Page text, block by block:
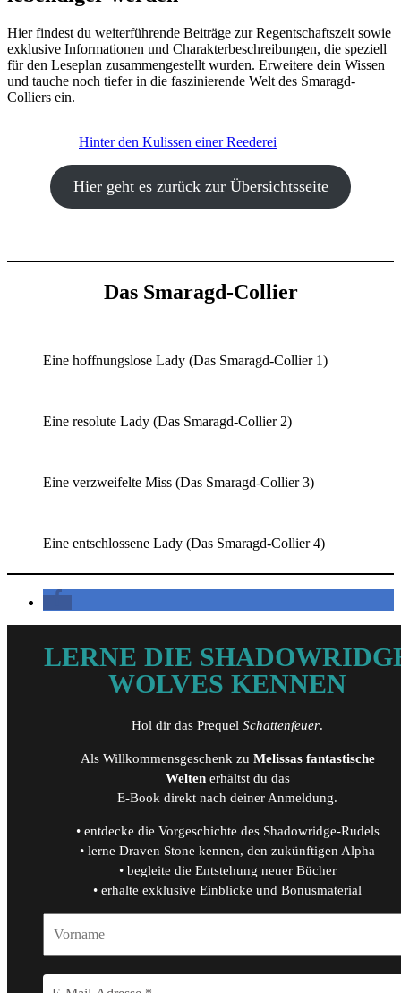
Hier findest du weiterführende Beiträge zur Regentschaftszeit sowie
exklusive Informationen und Charakterbeschreibungen, die speziell
für den Leseplan zusammengestellt wurden. Erweitere dein Wissen
und tauche noch tiefer in die faszinierende Welt des Smaragd-
Colliers ein.
Hinter den Kulissen einer Reederei
Hier geht es zurück zur Übersichtsseite
Das Smaragd-Collier
Eine hoffnungslose Lady (Das Smaragd-Collier 1)
Eine resolute Lady (Das Smaragd-Collier 2)
Eine verzweifelte Miss (Das Smaragd-Collier 3)
Eine entschlossene Lady (Das Smaragd-Collier 4)
LERNE DIE
WOLVES KENNEN
Hol dir das Prequel Schattenfeuer.
Als Willkommensgeschenk zu Melissas fantastische
Weltenerhältst du das
E-Book direkt nach deiner Anmeldung.
• entdecke die Vorgeschichte des Shadowridge-Rudels
• lerne Draven Stone kennen, den zukünftigen Alpha
• begleite die Entstehung neuer Bücher
• erhalte exklusive Einblicke und Bonusmaterial